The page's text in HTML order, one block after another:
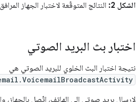
الشكل 2: النتائج المتوقّعة لاختبار الجهاز المرافق
اختبار بث البريد الصوتي
نتيجة اختبار البث الخلوي للبريد الصوتي هي
لإرسال بريد صوتي إلى الهاتف، اتّصِل بالجهاز،